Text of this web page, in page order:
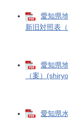
愛知県
新旧対照表
愛知県
（案）
愛知県